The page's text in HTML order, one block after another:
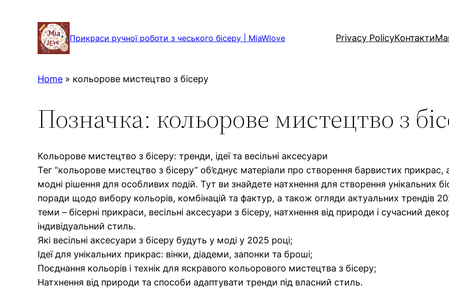
Прикраси ручної роботи з чеського бісеру | MiaWlove Privacy PolicyКонтакти
Home » кольорове мистецтво з бісеру
Позначка: кольорове мистецтво з
Кольорове мистецтво з бісеру: тренди, ідеї та весільні аксесуари
Тег “кольорове мистецтво з бісеру” об’єднує матеріали про створення барвистих прикрас,
модні рішення для особливих подій. Тут ви знайдете натхнення для створення унікальних
поради щодо вибору кольорів, комбінацій та фактур, а також огляди актуальних трендів
теми – бісерні прикраси, весільні аксесуари з бісеру, натхнення від природи і сучасний
індивідуальний стиль.
Які весільні аксесуари з бісеру будуть у моді у 2025 році;
Ідеї для унікальних прикрас: вінки, діадеми, запонки та броші;
Поєднання кольорів і технік для яскравого кольорового мистецтва з бісеру;
Натхнення від природи та способи адаптувати тренди під власний стиль.